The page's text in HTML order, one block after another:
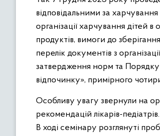
відповідальними за
організації харчування дітей
продуктів, вимоги до
перелік документів з
затвердження норм та Порядку
відпочинку», примірного
Особливу увагу звернули на
рекомендацій лікарів-педіатрів.
В ході семінару розглянуті